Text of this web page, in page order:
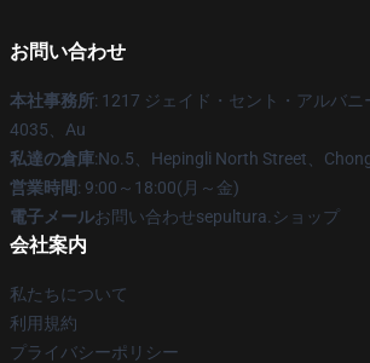
お問い合わせ
本社事務所: 1217 ジェイド・セント・アルバニ
4035、Au
私達の倉庫:No.5、Hepingli North Street、
営業時間: 9:00～18:00(月～金)
電子メールお問い合わせsepultura.ショップ
会社案内
私たちについて
利用規約
プライバシーポリシー